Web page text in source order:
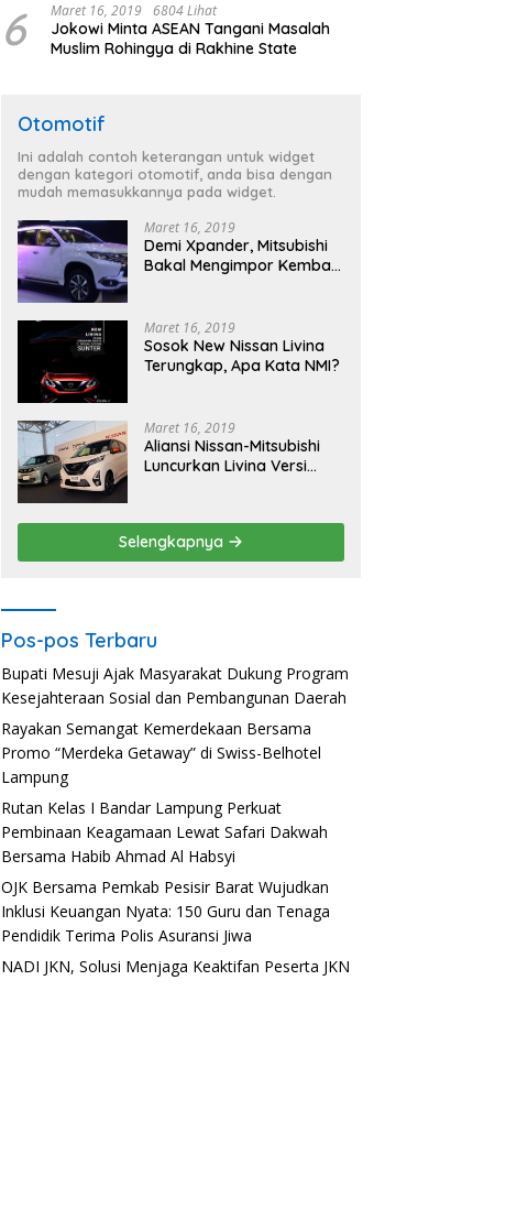
6 Maret 16, 2019 6804 Lihat
Jokowi Minta ASEAN Tangani Masalah
Muslim Rohingya di Rakhine State
Otomotif
Ini adalah contoh keterangan untuk widget
dengan kategori otomotif, anda bisa dengan
mudah memasukkannya pada widget.
Maret 16, 2019
Demi Xpander, Mitsubishi
Bakal Mengimpor Kembali
Maret 16, 2019
Sosok New Nissan Livina
Terungkap, Apa Kata NMI?
Maret 16, 2019
Aliansi Nissan-Mitsubishi
Luncurkan Livina Versi
Selengkapnya
Pos-pos Terbaru
Bupati Mesuji Ajak Masyarakat Dukung Program
Kesejahteraan Sosial dan Pembangunan Daerah
Rayakan Semangat Kemerdekaan Bersama
Promo “Merdeka Getaway” di Swiss-Belhotel
Lampung
Rutan Kelas I Bandar Lampung Perkuat
Pembinaan Keagamaan Lewat Safari Dakwah
Bersama Habib Ahmad Al Habsyi
OJK Bersama Pemkab Pesisir Barat Wujudkan
Inklusi Keuangan Nyata: 150 Guru dan Tenaga
Pendidik Terima Polis Asuransi Jiwa
NADI JKN, Solusi Menjaga Keaktifan Peserta JKN